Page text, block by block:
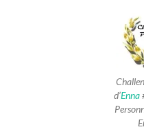
d’Enna